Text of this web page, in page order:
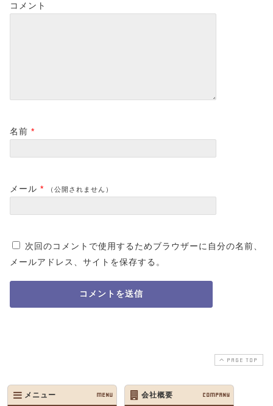
コメント
名前 *
メール * （公開されません）
次回のコメントで使用するためブラウザーに自分の名前、
メールアドレス、サイトを保存する。
PAGE TOP
メニュー MENU 会社概要 COMPANY